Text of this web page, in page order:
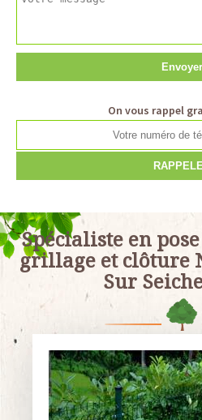
On vous rappel
Spécialiste en
grillage et clôture
Sur